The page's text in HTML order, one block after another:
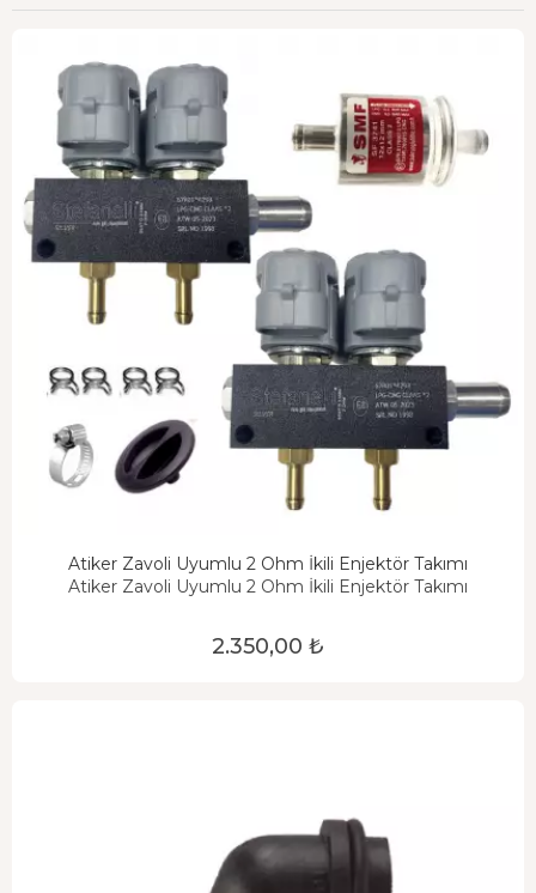
Atiker Zavoli Uyumlu 2 Ohm İkili Enjektör Takımı
Atiker Zavoli Uyumlu 2 Ohm İkili Enjektör Takımı
2.350,00 ₺